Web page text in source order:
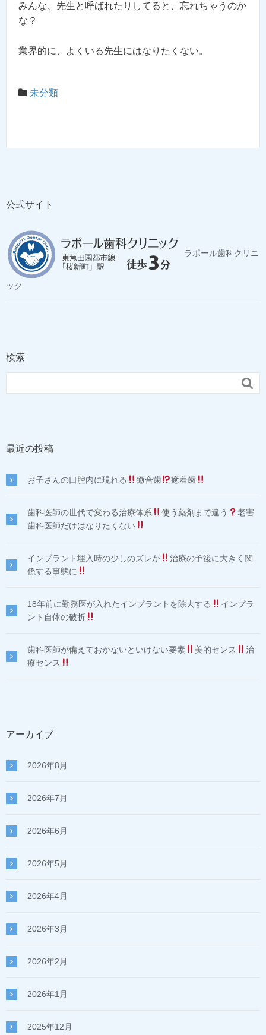
みんな、先生と呼ばれたりしてると、忘れちゃうのか
な？
業界的に、よくいる先生にはなりたくない。
未分類
公式サイト
ラポール歯科クリニ
ック
検索

最近の投稿
お子さんの口腔内に現れる 癒合歯 癒着歯
歯科医師の世代で変わる治療体系 使う薬剤まで違う
老害
歯科医師だけはなりたくない
インプラント埋入時の少しのズレが
治療の予後に大きく関
係する事態に
18年前に勤務医が入れたインプラントを除去する
インプラ
ント自体の破折
歯科医師が備えておかないといけない要素 美的センス
治
療センス
アーカイブ
2026年8月
2026年7月
2026年6月
2026年5月
2026年4月
2026年3月
2026年2月
2026年1月
2025年12月